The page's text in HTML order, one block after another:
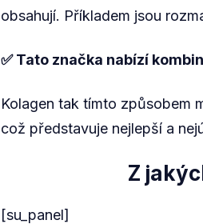
obsahují. Příkladem jsou
✅ Tato značka nabízí
Kolagen tak tímto způsobem
což představuje nejlepší a
Z
[su_panel]